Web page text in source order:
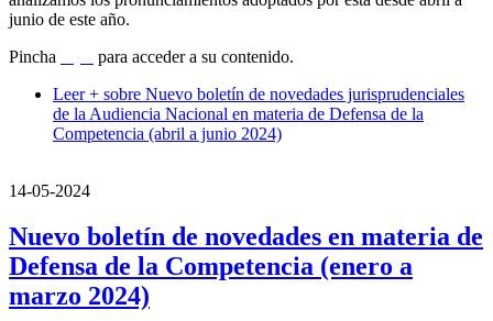
junio de este año.
Pincha
para acceder a su contenido.
Leer + sobre Nuevo boletín de novedades jurisprudenciales
de la Audiencia Nacional en materia de Defensa de la
Competencia (abril a junio 2024)
14-05-2024
Nuevo boletín de novedades en materia de
Defensa de la Competencia (enero a
marzo 2024)